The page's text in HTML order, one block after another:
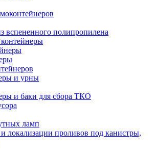
вспененного полипропилена
и урны
и баки для сбора ТКО
ламп
локализации проливов под канистры,